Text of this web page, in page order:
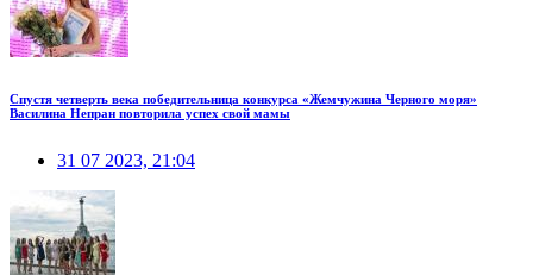
Спустя четверть века победительница конкурса «Жемчужина Черного моря»
Василина Непран повторила успех свой мамы
31 07 2023, 21:04